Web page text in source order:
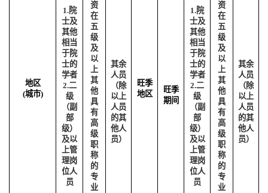
地区
(城市)
旺季
地区
旺季
期间
1.院
士及
其他
相当
于院
士的
学者
2.二
级
（副
部
级）
及以
上管
理岗
位人
员
资
在
五
级
及
以
上
其
他
具
有
高
级
职
称
的
专
业
其余
人员
（除
以上
人员
的其
他人
员）
1.院
士及
其他
相当
于院
士的
学者
2.二
级
（副
部
级）
及以
上管
理岗
位人
员
资
在
五
级
及
以
上
其
他
具
有
高
级
职
称
的
专
业
其余
人员
（除
以上
人员
的其
他人
员）